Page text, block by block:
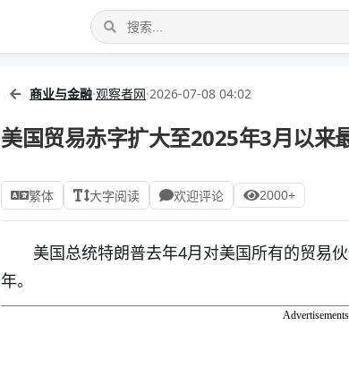
商业与金融·观察者网·2026-07-08 04:02
美国贸易赤字扩大至2025年3月以来
繁体 大字阅读 欢迎评论 2000+
美国总统特朗普去年4月对美国所有的贸易
年。
Advertisements